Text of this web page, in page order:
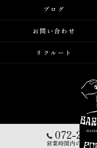
072-
営業時間内の営業
ブログ
お問い合わせ
リクルート